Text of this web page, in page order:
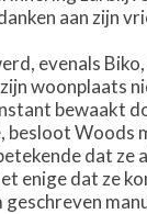
aan zijn
evenals
woonplaats
bewaakt
Woods
dat ze
enige dat ze
geschreven